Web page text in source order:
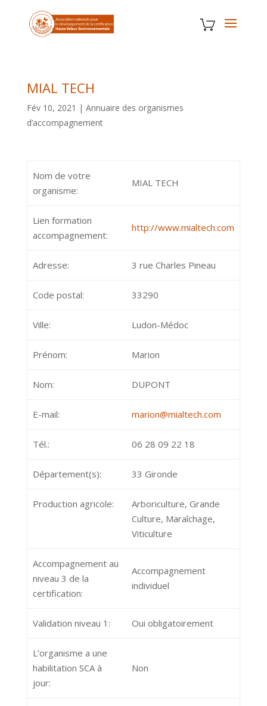
MIAL TECH
Fév 10, 2021 | Annuaire des organismes
d’accompagnement
Nom de votre
organisme:
MIAL TECH
Lien formation
accompagnement:
http://www.mialtech.com
Adresse: 3 rue Charles Pineau
Code postal: 33290
Ville: Ludon-Médoc
Prénom: Marion
Nom: DUPONT
E-mail: marion@mialtech.com
Tél.: 06 28 09 22 18
Département(s): 33 Gironde
Production agricole:
Arboriculture, Grande
Culture, Maraîchage,
Viticulture
Accompagnement au
niveau 3 de la
certification:
Accompagnement
individuel
Validation niveau 1: Oui obligatoirement
L’organisme a une
habilitation SCA à
jour:
Non